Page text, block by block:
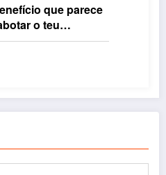
que parece
o teu
isto